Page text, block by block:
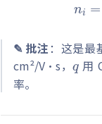
✎ 批注 ：这是
cm²/V·s，
q
用
率。